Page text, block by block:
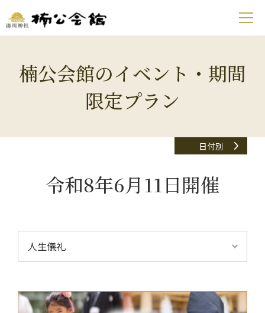
楠公会館のイベント・期間
限定プラン
日付別
令和8年6月11日開催